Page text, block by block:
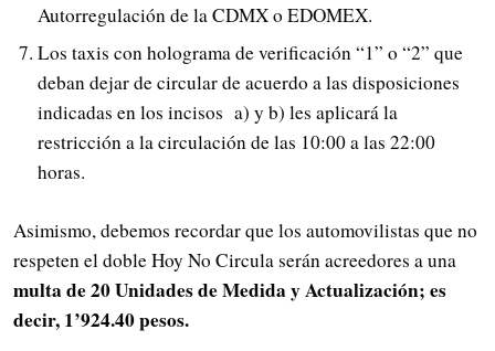
Autorregulación de la CDMX o EDOMEX.
Los taxis con holograma de verificación “1” o “2” que
deban dejar de circular de acuerdo a las disposiciones
indicadas en los incisos a) y b) les aplicará la
restricción a la circulación de las 10:00 a las 22:00
horas.
Asimismo, debemos recordar que los automovilistas que no
respeten el doble Hoy No Circula serán acreedores a una
multa de 20 Unidades de Medida y Actualización; es
decir, 1’924.40 pesos.